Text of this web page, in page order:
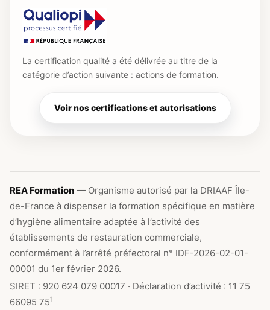
La certification qualité a été délivrée au titre de la
catégorie d’action suivante : actions de formation.
Voir nos certifications et autorisations
REA Formation — Organisme autorisé par la DRIAAF Île-
de-France à dispenser la formation spécifique en matière
d’hygiène alimentaire adaptée à l’activité des
établissements de restauration commerciale,
conformément à l’arrêté préfectoral n° IDF-2026-02-01-
00001 du 1er février 2026.
SIRET : 920 624 079 00017 · Déclaration d’activité : 11 75
66095 751